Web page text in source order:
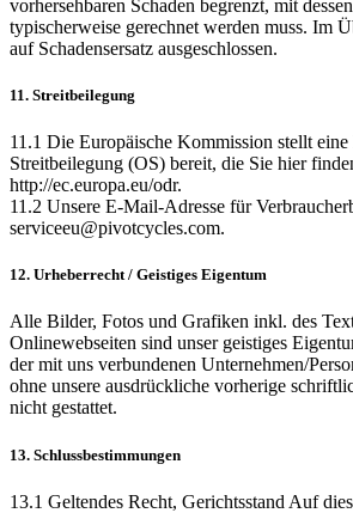
vorhersehbaren Schaden begrenzt, mit
typischerweise gerechnet werden muss. Im
auf Schadensersatz ausgeschlossen.
11. Streitbeilegung
11.1 Die Europäische Kommission stellt
Streitbeilegung (OS) bereit, die Sie hier
http://ec.europa.eu/odr.
11.2 Unsere E-Mail-Adresse für
serviceeu@pivotcycles.com.
12. Urheberrecht / Geistiges Eigentum
Alle Bilder, Fotos und Grafiken inkl. des
Onlinewebseiten sind unser geistiges
der mit uns verbundenen Unternehmen/
ohne unsere ausdrückliche vorherige
nicht gestattet.
13. Schlussbestimmungen
13.1 Geltendes Recht, Gerichtsstand Auf